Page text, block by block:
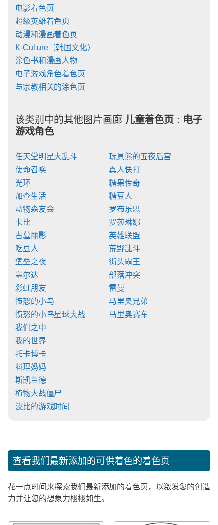
电影着色页
超级英雄着色页
动漫和漫画着色页
K-Culture（韩国文化）
涂色书和漫画人物
电子游戏角色着色页
与宗教相关的涂色页
该类别中的其他图片画廊 儿童着色页 : 电子
游戏角色
任天堂明星大乱斗
使命召唤
光环
加查生活
动物森友会
卡比
古墓丽影
吃豆人
堡垒之夜
塞尔达
彩虹朋友
愤怒的小鸟
愤怒的小鸟星球大战
我们之中
我的世界
托卡博卡
料理妈妈
斯凯兰德
植物大战僵尸
波比的游戏时间
玩具熊的五夜后宫
真人快打
糖果传奇
糖豆人
罗布乐思
罗莎琳娜
英雄联盟
荒野乱斗
街头霸王
部落冲突
雷曼
马里奥兄弟
马里奥赛车
查看我们最新添加的可供着色的着色页
花一点时间来探索我们最新添加的着色页，以激发您的创造
力并让您的想象力栩栩如生。